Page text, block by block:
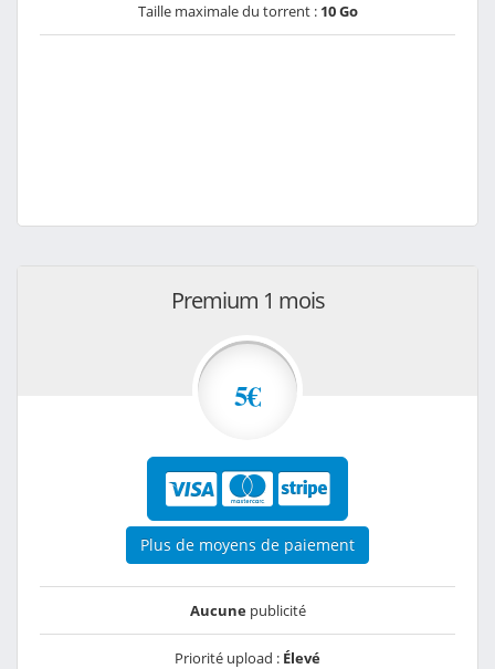
Taille maximale du torrent : 10 Go
Premium 1 mois
5€
Plus de moyens de paiement
Aucunepublicité
Priorité upload : Élevé